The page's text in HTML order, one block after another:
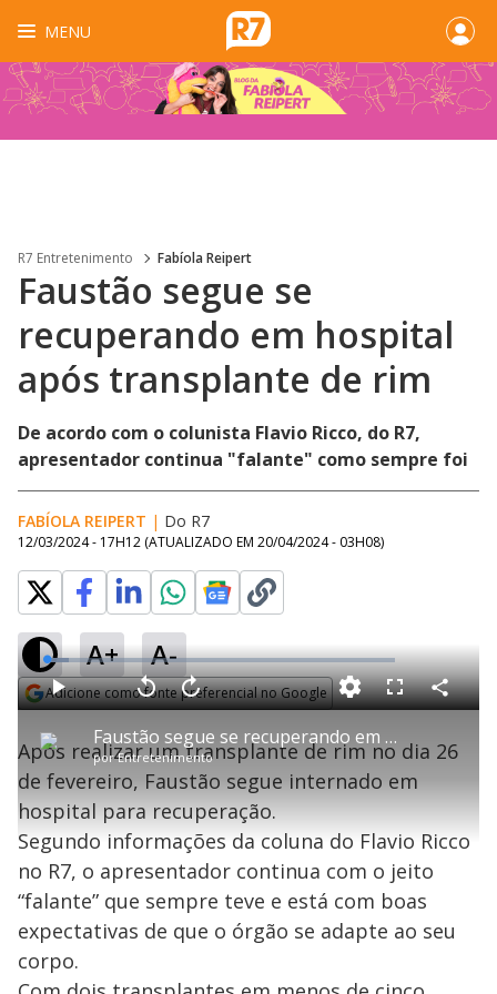
MENU
R7 Entretenimento Fabíola Reipert
Faustão segue se
recuperando em hospital
após transplante de rim
De acordo com o colunista Flavio Ricco, do R7,
apresentador continua "falante" como sempre foi
FABÍOLA REIPERT | Do R7
12/03/2024 - 17H12 (ATUALIZADO EM 20/04/2024 - 03H08)
A+ A-
Adicione como fonte preferencial no Google
P
l
a
y
Faustão segue se recuperando em hospital após transplante de rim
porEntretenimento
P V
l
t
a
r
1
0
n
d
s
A
n
ç
a
1
s
e
u
n
o
s
d
L
o
a
d
e
.
5
0
%
F
l
e
C
o
a
r
Após realizar um transplante de rim no dia 26
de fevereiro, Faustão segue internado em
hospital para recuperação.
Segundo informações da coluna do Flavio Ricco
no R7, o apresentador continua com o jeito
“falante” que sempre teve e está com boas
expectativas de que o órgão se adapte ao seu
corpo.